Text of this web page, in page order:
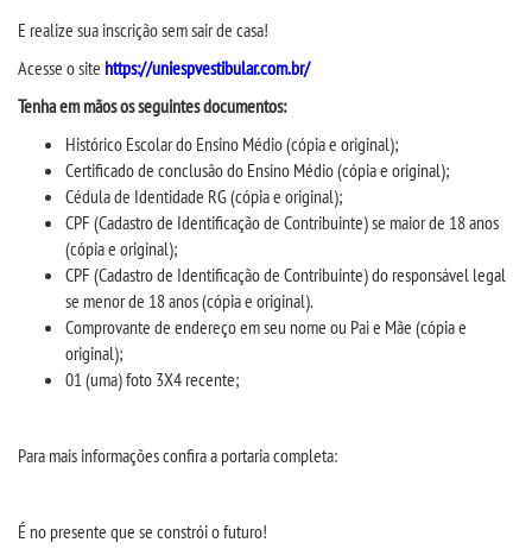
CURSOS
BACHARELADOS
LICENCIATURAS
TECNOLÓGICOS
VESTIBULAR
INSCREVA-SE
E realize sua inscrição sem sair de casa!
Acesse o site https://uniespvestibular.com.br/
Tenha em mãos osseguintes documentos:
Histórico Escolar do Ensino Médio (cópia e original);
Certificado de conclusão do Ensino Médio (cópia e original);
Cédula de Identidade RG (cópia e original);
CPF (Cadastro de Identificação de Contribuinte) se maior de 18 anos
(cópia e original);
CPF (Cadastro de Identificação de Contribuinte) do responsável legal
se menor de 18 anos (cópia e original).
Comprovante de endereço em seu nome ou Pai e Mãe (cópia e
original);
01 (uma) foto 3X4 recente;
Para mais informações confira a portaria completa:
É no presente que se constrói o futuro!